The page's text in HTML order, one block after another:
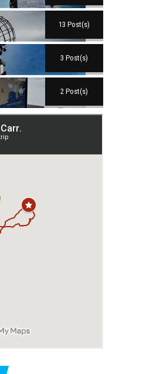
13 Post(s)
3 Post(s)
2 Post(s)